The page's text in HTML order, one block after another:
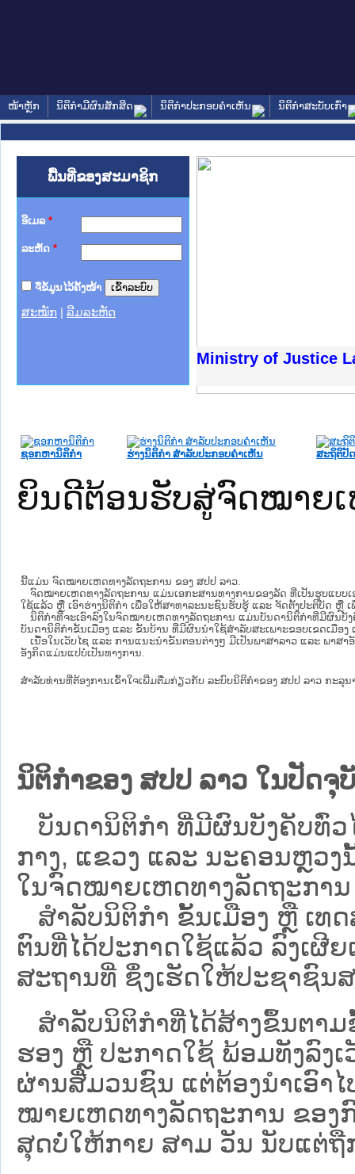
ໜ້າຫຼັກ ນິຕິກໍາມີຜົນສັກສິດ ນິຕິກໍາປະກອບຄໍາເຫັນ ນິຕິກໍາສະບັບເກົ່າ
ພື້ນທີ່ຂອງສະມາຊິກ
ອີເມລ *
ລະຫັດ *
ຈື່ຂໍ້ມູນໄວ້ຄັ້ງໜ້າ
ສະໝັກ ລືມລະຫັດ
Ministry of Justice
ຊາຊົນ ພາກເໜືອ
ການ
ກາງ
ກໃຕ້
ນຕຳຫຼວດປະຊາຊົນ
ສັນຕິບານປະຊາຊົນ
ກເໜືອ
ຊາຊົນ ພາກກາງ
ຊອກຫານິຕິກໍາ ຮ່າງນິຕິກໍາ ສໍາລັບປະກອບຄໍາເຫັນ ສະຖິຕິປັ
ຍິນດີຕ້ອນຮັບສູ່ຈົດໝາຍເ
ນີ້ແມ່ນ ຈົດໝາຍເຫດທາງລັດຖະການ ຂອງ ສປປ ລາວ.
ຈົດໝາຍເຫດທາງລັດຖະການ ແມ່ນ​ເອ​ກະ​ສານ​ທາງ​ການ​ຂອງ​ລັດ ທີ່​ເປັນ​ຮູບ​ແບບ​
ໃຊ້ແລ້ວ ຫຼື ເອົາຮ່າງນິຕິກໍາ ເພື່ອໃຫ້​ສາ​ທາ​ລະ​ນະ​ຊົນ​ຮັບ​ຮູ້ ແລະ ຈັດ​ຕັ້ງ​ປະ​ຕິ​ບັດ ຫຼື
ນິ​ຕິ​ກຳ​ທີ່​ຈະ​ເອົາ​ລົງ​ໃນ​ຈົດ​ໝາຍ​ເຫດ​ທາງ​ລັດ​ຖະ​ການ ​ແມ່ນ​ບັນ​ດາ​ນິ​ຕິ​ກຳ​ທີ່​ມີ​ຜົນ​ບັ
ບັນ​ດານິ​ຕິ​ກຳ​ຂັ້ນ​ເມືອງ ແລະ ຂັ້ນ​ບ້ານ ​ທີ່​ມີ​ຜົນ​ນຳ​ໃຊ້​ສຳ​ລັບ​ສະ​ເພາະ​ຂອບ​ເຂດ​ເມືອງ
ເນື້ອໃນ​ເວັບ​ໄຊ​ ແລະ ການແນະນໍາຂັ້ນຕອນຕ່າງໆ ມີເປັນພາສາລາວ ແລະ ພາສ
ອັງກິດແມ່ນແປບໍ່ເປັນທາງການ.
ສໍາລັບທ່ານທີ່ຕ້ອງການເຂົ້າໃຈເພີ່ມຕື່ມກ່ຽວກັບ ລະບົບນິຕິກຳຂອງ ສປປ ລາວ ກະລຸນ
ນິຕິກຳຂອງ ສປປ ລາວ ໃນປັດ
ບັນດານິຕິກໍາ ທີ່ມີຜົນບັງຄັບທົ່
ກາງ, ແຂວງ ແລະ ນະຄອນຫຼວ
ໃນຈົດໝາຍເຫດທາງລັດຖະການ
ສຳລັບນິ​ຕິ​ກຳ ຂັ້ນເມືອງ ຫຼື ເທ
ຕົນທີ່ໄດ້ປະກາດໃຊ້ແລ້ວ ລົງ​ເຜີ
ສະຖານທີ່ ຊຶ່ງເຮັດໃຫ້ປະຊາຊົນສ
ສໍາລັບນິຕິກໍາທີ່ໄດ້ສ້າງຂຶ້ນຕາ
ຮອງ ຫຼື ປະກາດໃຊ້ ພ້ອມທັງລົງ
ຜ່ານສື່ມວນຊົນ ແຕ່ຕ້ອງນໍາເອົາ
ໝາຍ​ເຫດ​ທາງ​ລັດ​ຖະ​ການ​ ຂອ
ສຸດບໍ່ໃຫ້ກາຍ ສາມ ວັນ ນັບແຕ່ຖື